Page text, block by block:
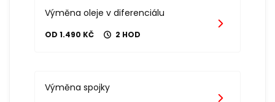
Výměna oleje v diferenciálu
OD 1.490 KČ 2 HOD
Výměna spojky